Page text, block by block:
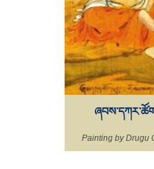
Painting by Drugu